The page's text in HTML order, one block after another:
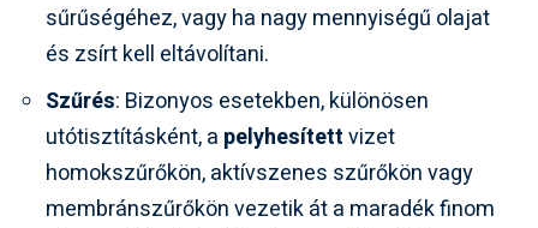
sűrűségéhez, vagy ha nagy mennyiségű olajat
és zsírt kell eltávolítani.
Szűrés: Bizonyos esetekben, különösen
utótisztításként, a pelyhesítettvizet
homokszűrőkön, aktívszenes szűrőkön vagy
membránszűrőkön vezetik át a maradék finom